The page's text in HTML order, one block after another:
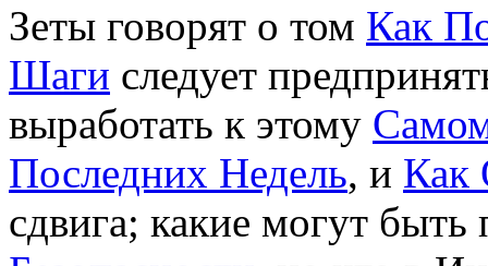
Зеты говорят о том Как
Шаги следует
выработать к этому
Последних Недель, и Как
сдвига; какие могут